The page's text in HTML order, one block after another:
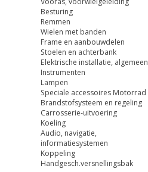
Besturing
Remmen
Wielen met banden
Frame en aanbouwdelen
Stoelen en achterbank
Elektrische installatie, algemeen
Instrumenten
Lampen
Speciale accessoires Motorrad
Brandstofsysteem en regeling
Carrosserie-uitvoering
Koeling
Audio, navigatie,
informatiesystemen
Koppeling
Handgesch.versnellingsbak